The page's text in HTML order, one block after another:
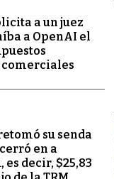
a un juez
a OpenAI el
comerciales
su senda
en a
es decir, $25,83